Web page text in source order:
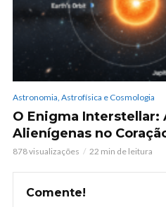
Astronomia, Astrofísica e Cosmologia
O Enigma Interstellar:
Alienígenas no
878 visualizações 22 min de leitura
Comente!